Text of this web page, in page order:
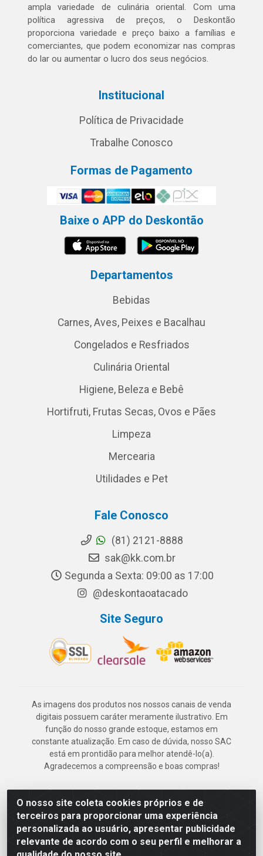
O nosso site coleta cookies próprios e de
terceiros para proporcionar uma experiência
personalizada ao usuário, apresentar publicidade
relevante de acordo com o seu perfil e melhorar a
ampla variedade de culinária oriental. Com uma
política agressiva de preços, o Deskontão
proporciona variedade e preço baixo a famílias e
comerciantes, que podem economizar nas compras
do lar ou aumentar o lucro dos seus negócios.
Institucional
Política de Privacidade
Trabalhe Conosco
Formas de Pagamento
Baixe o APP do Deskontão
Departamentos
Bebidas
Carnes, Aves, Peixes e Bacalhau
Congelados e Resfriados
Culinária Oriental
Higiene, Beleza e Bebê
Hortifruti, Frutas Secas, Ovos e Pães
Limpeza
Mercearia
Utilidades e Pet
Fale Conosco
(81) 2121-8888
sak@kk.com.br
Segunda a Sexta: 09:00 as 17:00
@deskontaoatacado
Site Seguro
As imagens dos produtos nos nossos canais de venda
digitais possuem caráter meramente ilustrativo. Em
função do nosso grande estoque, estamos em
constante atualização. Em caso de dúvida, nosso SAC
está em prontidão para melhor atendê-lo(a).
Agradecemos a compreensão e boas compras!
Deskontão Atacado - Av. Marechal Mascarenhas de Morais, 2471 -
Imbiribeira - Recife/PE - CEP 51.150-001 - CNPJ 24.150.377/0003-
57